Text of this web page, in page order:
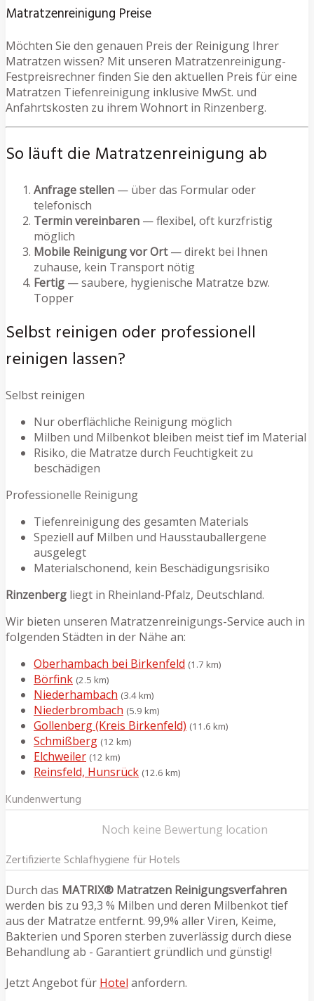
Matratzenreinigung Preise
Möchten Sie den genauen Preis der Reinigung Ihrer
Matratzen wissen? Mit unseren Matratzenreinigung-
Festpreisrechner finden Sie den aktuellen Preis für eine
Matratzen Tiefenreinigung inklusive MwSt. und
Anfahrtskosten zu ihrem Wohnort in Rinzenberg.
So läuft die Matratzenreinigung ab
Anfrage stellen — über das Formular oder
telefonisch
Termin vereinbaren — flexibel, oft kurzfristig
möglich
Mobile Reinigung vor Ort— direkt bei Ihnen
zuhause, kein Transport nötig
Fertig — saubere, hygienische Matratze bzw.
Topper
Selbst reinigen oder professionell
reinigen lassen?
Selbst reinigen
Nur oberflächliche Reinigung möglich
Milben und Milbenkot bleiben meist tief im Material
Risiko, die Matratze durch Feuchtigkeit zu
beschädigen
Professionelle Reinigung
Tiefenreinigung des gesamten Materials
Speziell auf Milben und Hausstauballergene
ausgelegt
Materialschonend, kein Beschädigungsrisiko
Rinzenberg liegt in Rheinland-Pfalz, Deutschland.
Wir bieten unseren Matratzenreinigungs-Service auch in
folgenden Städten in der Nähe an:
Oberhambach bei Birkenfeld (1.7 km)
Börfink (2.5 km)
Niederhambach (3.4 km)
Niederbrombach (5.9 km)
Gollenberg (Kreis Birkenfeld) (11.6 km)
Schmißberg (12 km)
Elchweiler (12 km)
Reinsfeld, Hunsrück (12.6 km)
Kundenwertung
Noch keine Bewertung location
Zertifizierte Schlafhygiene für Hotels
Durch das MATRIX® Matratzen Reinigungsverfahren
werden bis zu 93,3 % Milben und deren Milbenkot tief
aus der Matratze entfernt. 99,9% aller Viren, Keime,
Bakterien und Sporen sterben zuverlässig durch diese
Behandlung ab - Garantiert gründlich und günstig!
Jetzt Angebot für Hotel anfordern.